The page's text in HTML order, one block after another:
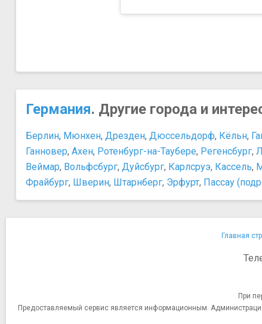
Германия. Другие города и
Берлин, Мюнхен, Дрезден, Дюссельдорф, Кёльн,
Ганновер, Ахен, Ротенбург-на-Таубере, Регенсбург,
Веймар, Вольфсбург, Дуйсбург, Карлсруэ, Кассель,
Фрайбург, Шверин, Штарнберг, Эрфурт, Пассау
Главная
При
Предоставляемый сервис является информационным.